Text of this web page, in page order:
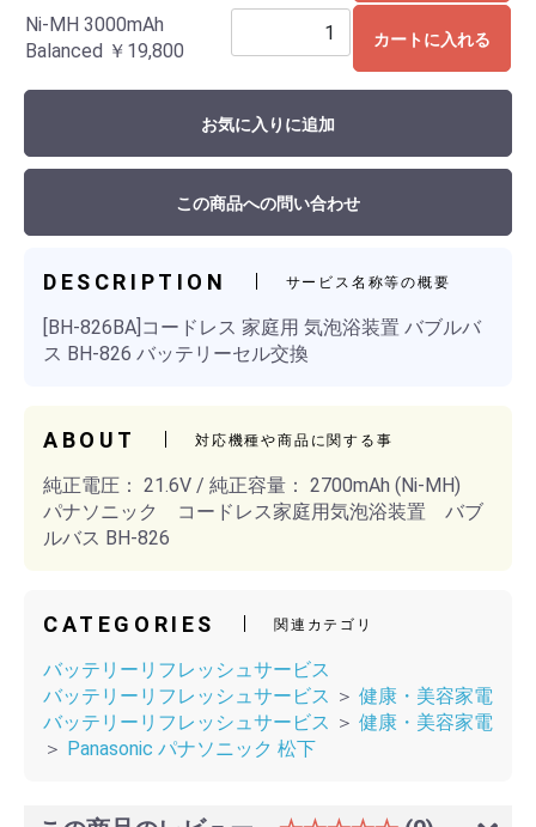
Ni-MH 3000mAh
Balanced ￥19,800 カートに入れる
お気に入りに追加
この商品への問い合わせ
DESCRIPTION サービス名称等の概要
[BH-826BA]コードレス 家庭用 気泡浴装置 バブルバ
ス BH-826 バッテリーセル交換
ABOUT 対応機種や商品に関する事
純正電圧： 21.6V / 純正容量： 2700mAh (Ni-MH)
パナソニック コードレス家庭用気泡浴装置 バブ
ルバス BH-826
CATEGORIES 関連カテゴリ
バッテリーリフレッシュサービス
バッテリーリフレッシュサービス ＞ 健康・美容家電
バッテリーリフレッシュサービス ＞ 健康・美容家電
＞ Panasonic パナソニック 松下